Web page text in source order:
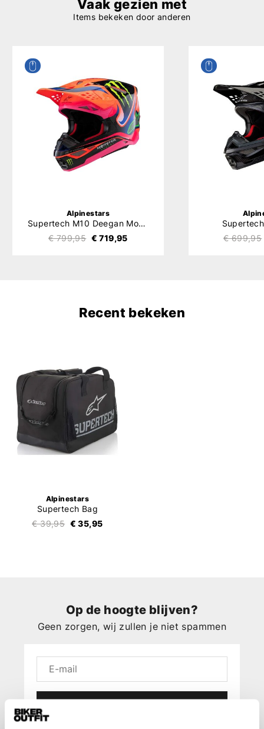
Vaak gezien met
Items bekeken door anderen
Alpinestars
Supertech M10 Deegan Monster
€ 799,95 € 719,95
€ 699,95
Recent bekeken
Alpinestars
Supertech Bag
€ 39,95 € 35,95
Op de hoogte blijven?
Geen zorgen, wij zullen je niet spammen